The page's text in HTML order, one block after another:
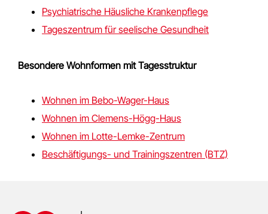
Psychiatrische Häusliche Krankenpflege
Tageszentrum für seelische Gesundheit
Besondere Wohnformen mit Tagesstruktur
Wohnen im Bebo-Wager-Haus
Wohnen im Clemens-Högg-Haus
Wohnen im Lotte-Lemke-Zentrum
Beschäftigungs- und Trainingszentren (BTZ)